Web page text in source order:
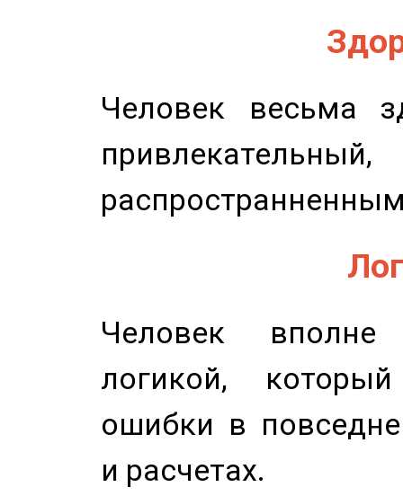
Человек весьма
Человек
логикой,
ошибки в
и расчетах.